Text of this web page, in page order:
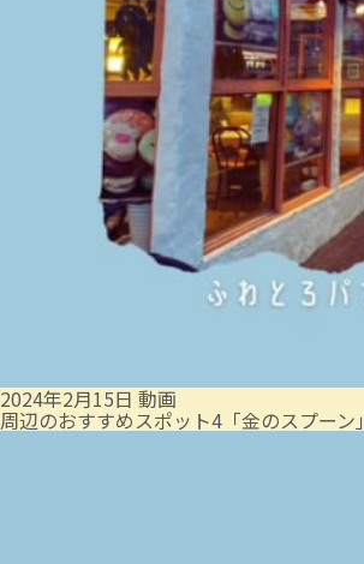
2024年2月15日 動画
周辺のおすすめスポット4「金のスプーン」